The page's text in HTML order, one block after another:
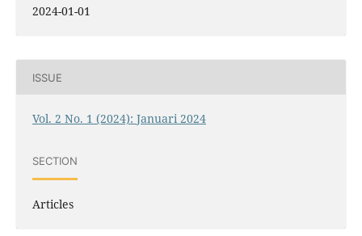
2024-01-01
ISSUE
Vol. 2 No. 1 (2024): Januari 2024
SECTION
Articles